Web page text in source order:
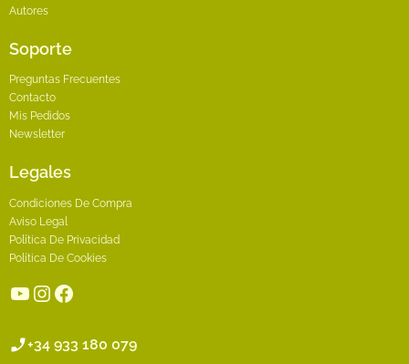
Autores
Soporte
Preguntas Frecuentes
Contacto
Mis Pedidos
Newsletter
Legales
Condiciones De Compra
Aviso Legal
Política De Privacidad
Política De Cookies
YouTube
Instagram
Facebook
+34 933 180 079